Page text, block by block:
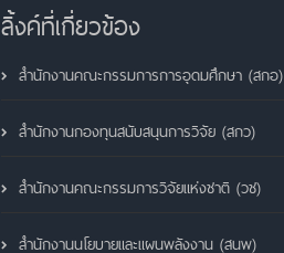
ลิ้งค์ที่เกี่ยวข้อง
สำนักงานคณะกรรมการการอุดมศึกษา (สกอ)
สำนักงานกองทุนสนับสนุนการวิจัย (สกว)
สำนักงานคณะกรรมการวิจัยแห่งชาติ (วช)
สำนักงานนโยบายและแผนพลังงาน (สนพ)